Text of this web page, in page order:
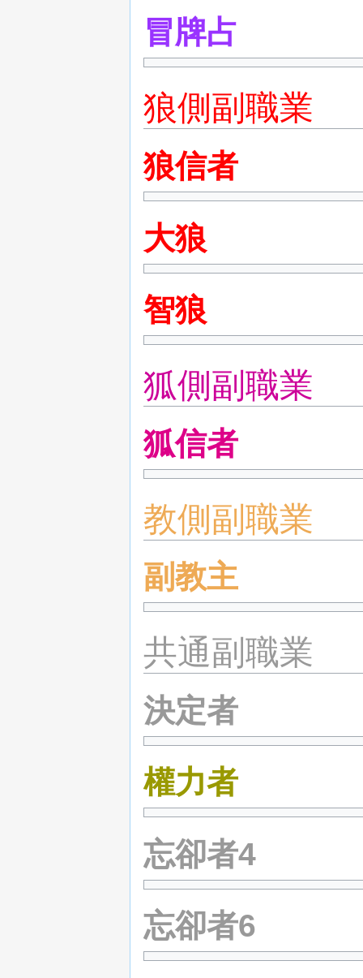
冒牌占
狼側副職業
狼信者
大狼
智狼
狐側副職業
狐信者
教側副職業
副教主
共通副職業
決定者
權力者
忘卻者4
忘卻者6